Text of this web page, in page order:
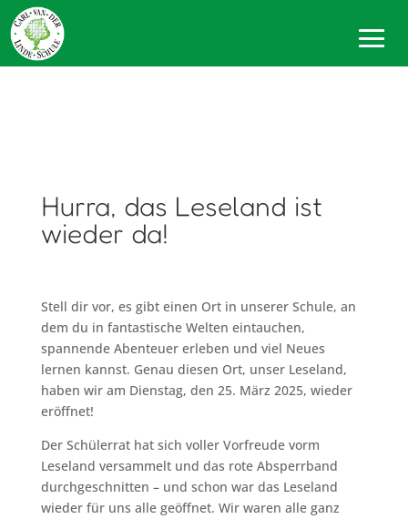
Hurra, das Leseland ist
wieder da!
Stell dir vor, es gibt einen Ort in unserer Schule, an
dem du in fantastische Welten eintauchen,
spannende Abenteuer erleben und viel Neues
lernen kannst. Genau diesen Ort, unser Leseland,
haben wir am Dienstag, den 25. März 2025, wieder
eröffnet!
Der Schülerrat hat sich voller Vorfreude vorm
Leseland versammelt und das rote Absperrband
durchgeschnitten – und schon war das Leseland
wieder für uns alle geöffnet. Wir waren alle ganz